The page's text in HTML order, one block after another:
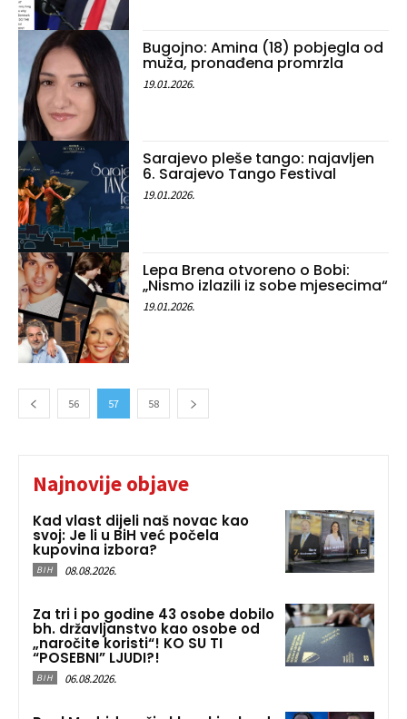
Bugojno: Amina (18) pobjegla od
muža, pronađena promrzla
19.01.2026.
Sarajevo pleše tango: najavljen
6. Sarajevo Tango Festival
19.01.2026.
Lepa Brena otvoreno o Bobi:
„Nismo izlazili iz sobe mjesecima“
19.01.2026.
56 57 58
Najnovije objave
Kad vlast dijeli naš novac kao
svoj: Je li u BiH već počela
kupovina izbora?
BIH 08.08.2026.
Za tri i po godine 43 osobe dobilo
bh. državljanstvo kao osobe od
„naročite koristi“! KO SU TI
“POSEBNI” LJUDI?!
BIH 06.08.2026.